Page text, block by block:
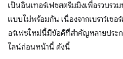
เป็นอินเทอร์เฟซสตรีมมิงเพื่อรวบรวม
แบบไม่พร้อมกัน เนื่องจากเบราว์เซอ
อร์เฟซใหม่นี้มีข้อดีที่สำคัญหลายประก
ไลน์ก่อนหน้านี้ ดังนี้